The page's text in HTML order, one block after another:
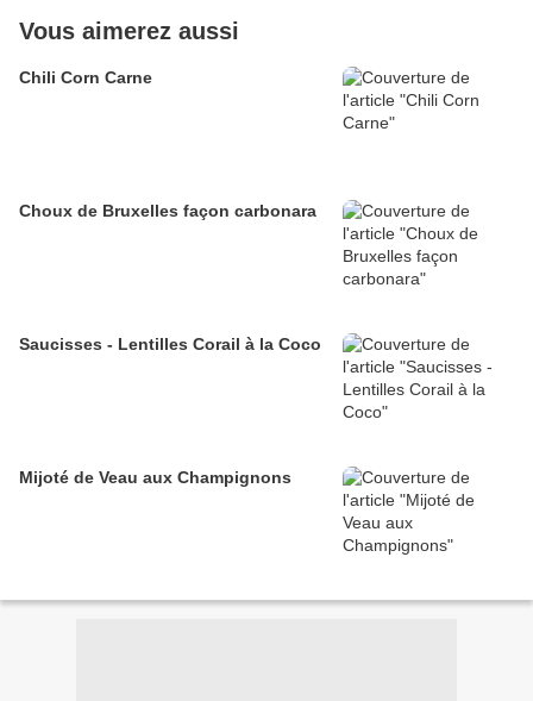
Vous aimerez aussi
Chili Corn Carne
Choux de Bruxelles façon carbonara
Saucisses - Lentilles Corail à la Coco
Mijoté de Veau aux Champignons